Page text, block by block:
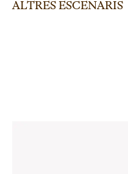
ALTRES ESCENARIS